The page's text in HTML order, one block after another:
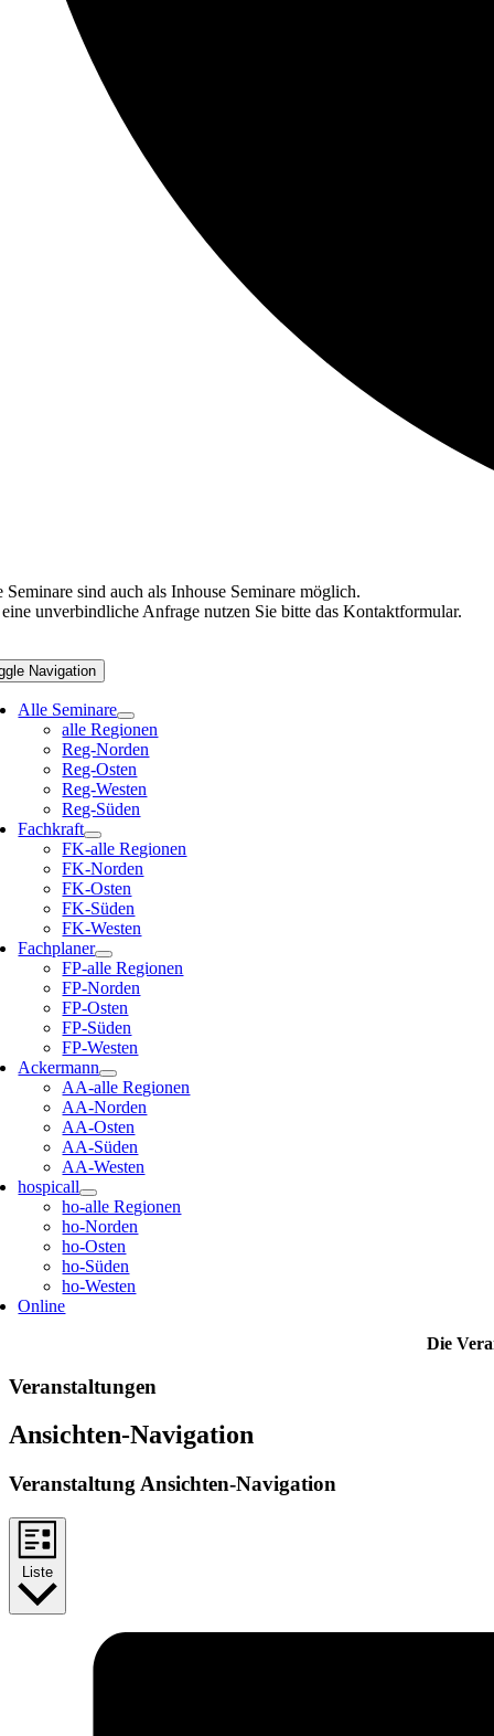
Seminare sind auch als Inhouse Seminare möglich.
unverbindliche Anfrage nutzen Sie bitte das Kontaktformular.
Navigation
Alle Seminare
alle Regionen
Reg-Norden
Reg-Osten
Reg-Westen
Reg-Süden
Fachkraft
FK-alle Regionen
FK-Norden
FK-Osten
FK-Süden
FK-Westen
Fachplaner
FP-alle Regionen
FP-Norden
FP-Osten
FP-Süden
FP-Westen
Ackermann
AA-alle Regionen
AA-Norden
AA-Osten
AA-Süden
AA-Westen
hospicall
ho-alle Regionen
ho-Norden
ho-Osten
ho-Süden
ho-Westen
Online
Die
Veranstaltungen
Ansichten-Navigation
Veranstaltung Ansichten-Navigation
Liste